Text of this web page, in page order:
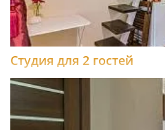
Студия для 2 гостей